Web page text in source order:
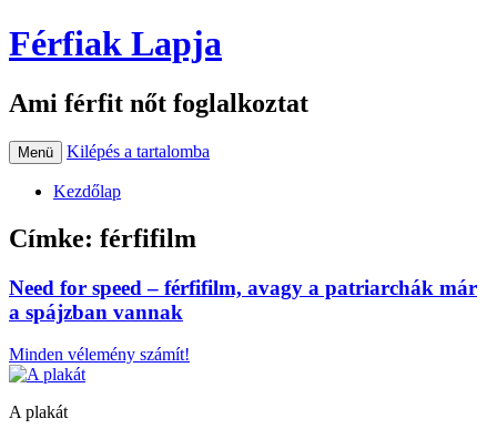
Férfiak Lapja
Ami férfit nőt foglalkoztat
Menü Kilépés a tartalomba
Kezdőlap
Címke: férfifilm
Need for speed – férfifilm, avagy a patriarchák már
a spájzban vannak
Minden vélemény számít!
A plakát